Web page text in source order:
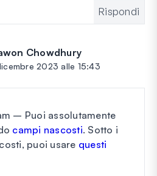
Rispondi
Chowdhury
2023 alle 15:43
– Puoi assolutamente
campi nascosti. Sotto i
puoi usare questi